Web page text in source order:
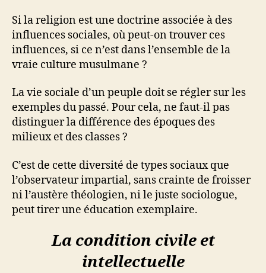
Si la religion est une doctrine associée à des
influences sociales, où peut-on trouver ces
influences, si ce n’est dans l’ensemble de la
vraie culture musulmane ?
La vie sociale d’un peuple doit se régler sur les
exemples du passé. Pour cela, ne faut-il pas
distinguer la différence des époques des
milieux et des classes ?
C’est de cette diversité de types sociaux que
l’observateur impartial, sans crainte de froisser
ni l’austère théologien, ni le juste sociologue,
peut tirer une éducation exemplaire.
La condition civile et
intellectuelle